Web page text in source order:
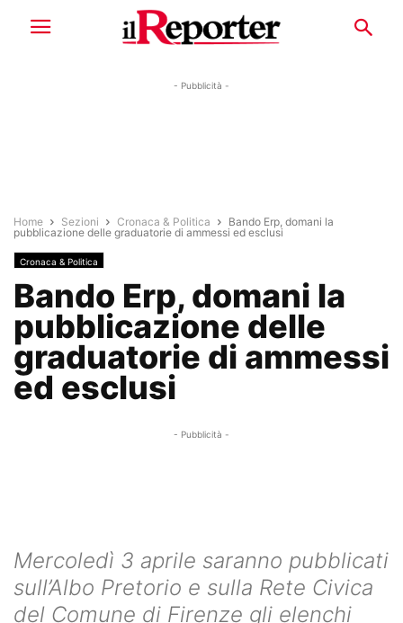
- Pubblicità -
Home Sezioni Cronaca & Politica
Bando Erp, domani la
pubblicazione delle graduatorie di ammessi ed esclusi
Cronaca & Politica
Bando Erp, domani la
pubblicazione delle
graduatorie di ammessi
ed esclusi
- Pubblicità -
Mercoledì 3 aprile saranno pubblicati
sull’Albo Pretorio e sulla Rete Civica
del Comune di Firenze gli elenchi